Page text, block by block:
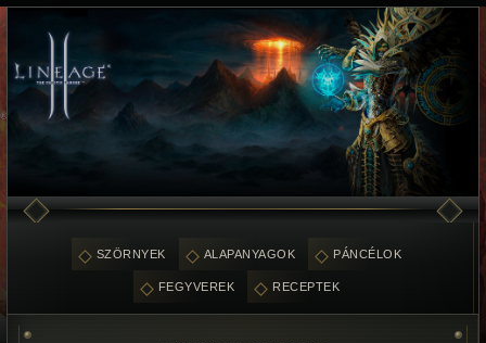
SZÖRNYEK ALAPANYAGOK PÁNCÉLOK
FEGYVEREK RECEPTEK